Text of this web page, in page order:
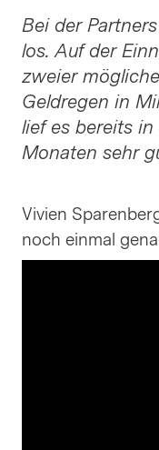
Bei der
los. Auf der
zweier
Geldregen in
lief es bereits
Monaten sehr
Vivien
noch einmal